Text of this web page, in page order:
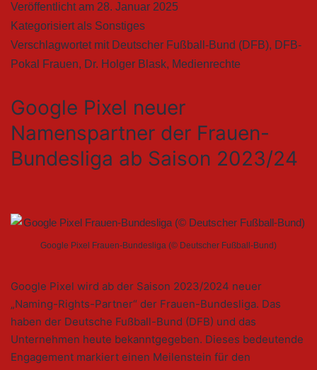
Veröffentlicht am 28. Januar 2025
Kategorisiert als Sonstiges
Verschlagwortet mit Deutscher Fußball-Bund (DFB), DFB-
Pokal Frauen, Dr. Holger Blask, Medienrechte
Google Pixel neuer
Namenspartner der Frauen-
Bundesliga ab Saison 2023/24
Google Pixel Frauen-Bundesliga (© Deutscher Fußball-Bund)
Google Pixel wird ab der Saison 2023/2024 neuer
„Naming-Rights-Partner“ der Frauen-Bundesliga. Das
haben der Deutsche Fußball-Bund (DFB) und das
Unternehmen heute bekanntgegeben. Dieses bedeutende
Engagement markiert einen Meilenstein für den